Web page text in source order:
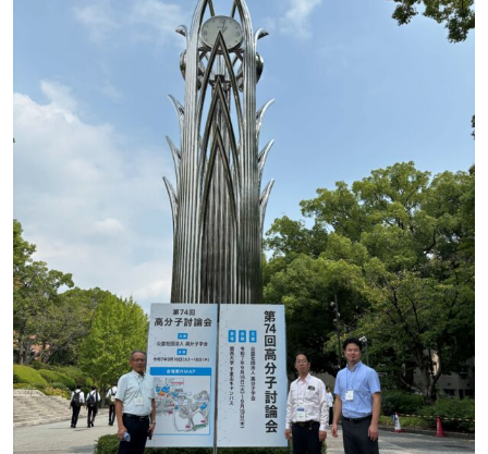
0467-77-4112
月～金曜日（※祝日を除く）
9：00～17：35
お気軽にご連絡ください。